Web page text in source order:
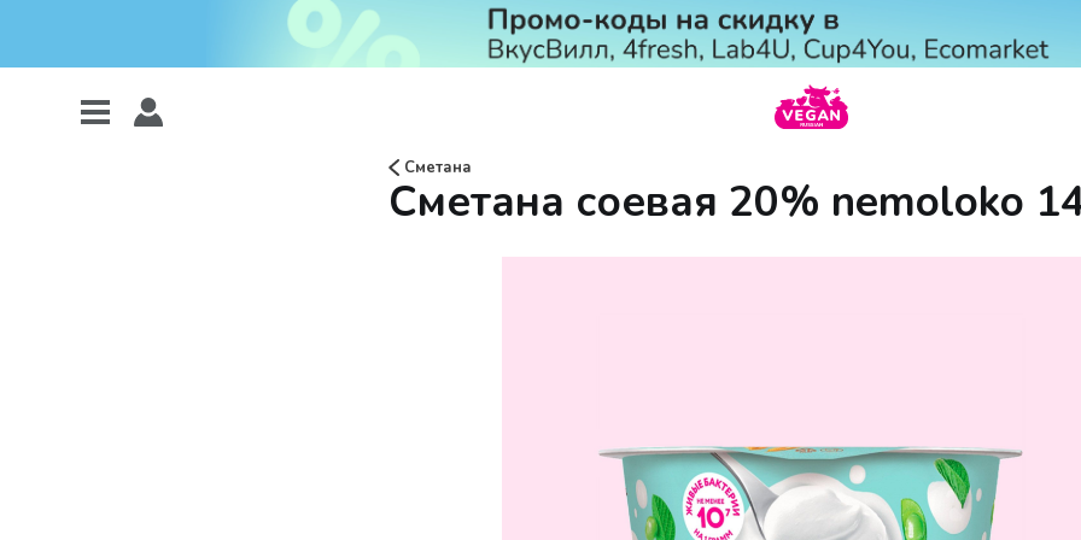
Сметана
Сметана соевая 20% nemoloko